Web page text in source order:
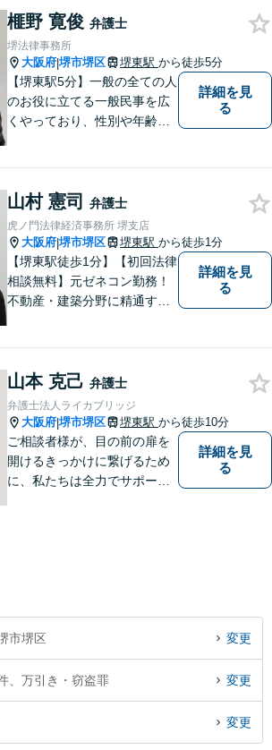
回相談無料（特に時間制限は
ありません）】【堺東徒歩７
分】【分割払い・法テラス利
用もご相談下さい】
榧野 寛俊 弁護士
堺法律事務所
大阪府|堺市堺区 堺東駅 から徒歩5分
【堺東駅5分】一般の全ての人
のお役に立てる一般民事を広
くやっており、性別や年齢を
摯に寄り添い、困難な問題に
も粘り強く対峙して、信頼を
積み重ねていきたいと考えて
います。
詳細を見
る
山村 憲司 弁護士
虎ノ門法律経済事務所 堺支店
大阪府|堺市堺区 堺東駅 から徒歩1分
【堺東駅徒歩1分】【初回法律
相談無料】元ゼネコン勤務！
不動産・建築分野に精通する
す！全国の支店ネットワーク
を活かし、迅速な解決を目指
します。【夜間土日祝可】
詳細を見
る
山本 克己 弁護士
弁護士法人ライカブリッジ
大阪府|堺市堺区 堺東駅 から徒歩10分
ご相談者様が、目の前の扉を
開けるきっかけに繋げるため
に、私たちは全力でサポート
詳細を見
る
市堺区 変更
、万引き・窃盗罪 変更
変更